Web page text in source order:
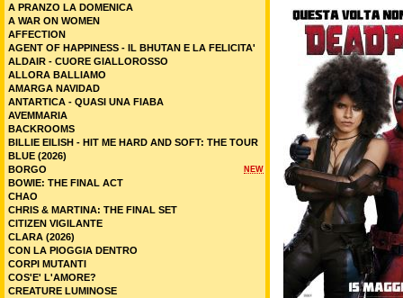
A PRANZO LA DOMENICA
A WAR ON WOMEN
AFFECTION
AGENT OF HAPPINESS - IL BHUTAN E LA FELICITA'
ALDAIR - CUORE GIALLOROSSO
ALLORA BALLIAMO
AMARGA NAVIDAD
ANTARTICA - QUASI UNA FIABA
AVEMMARIA
BACKROOMS
BILLIE EILISH - HIT ME HARD AND SOFT: THE TOUR
BLUE (2026)
NEW
BORGO
BOWIE: THE FINAL ACT
CHAO
CHRIS & MARTINA: THE FINAL SET
CITIZEN VIGILANTE
CLARA (2026)
CON LA PIOGGIA DENTRO
CORPI MUTANTI
COS'E' L'AMORE?
CREATURE LUMINOSE